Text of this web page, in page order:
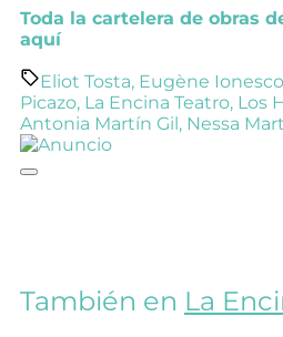
Toda la cartelera de obras
aquí
Eliot Tosta, Eugène Ionesco
Picazo, La Encina Teatro, Los
Antonia Martín Gil, Nessa
También en La